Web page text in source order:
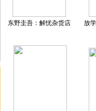
东野圭吾：解忧杂货店 放